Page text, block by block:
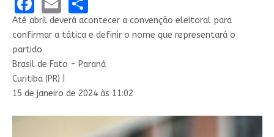
Até abril deverá acontecer a convenção eleitoral para
confirmar a tática e definir o nome que representará o
partido
Brasil de Fato - Paraná
Curitiba (PR) |
15 de janeiro de 2024 às 11:02